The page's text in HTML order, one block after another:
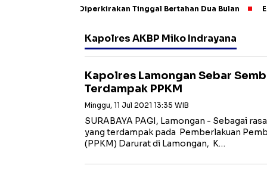
Sebut TPA Diperkirakan Tinggal Bertahan Dua Bulan
Kapolres AKBP Miko Indrayana
Kapolres Lamongan Sebar
Terdampak PPKM
Minggu, 11 Jul 2021 13:35 WIB
SURABAYA PAGI, Lamongan - Sebagai
yang terdampak pada Pemberlakuan
(PPKM) Darurat di Lamongan, K…